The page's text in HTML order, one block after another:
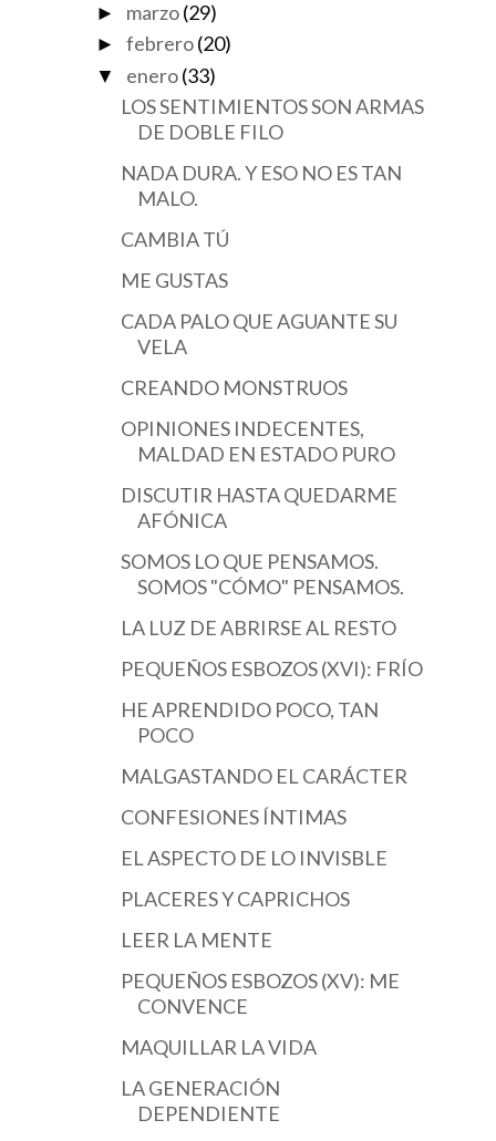
► marzo (29)
► febrero (20)
▼ enero (33)
LOS SENTIMIENTOS SON ARMAS
DE DOBLE FILO
NADA DURA. Y ESO NO ES TAN
MALO.
CAMBIA TÚ
ME GUSTAS
CADA PALO QUE AGUANTE SU
VELA
CREANDO MONSTRUOS
OPINIONES INDECENTES,
MALDAD EN ESTADO PURO
DISCUTIR HASTA QUEDARME
AFÓNICA
SOMOS LO QUE PENSAMOS.
SOMOS "CÓMO" PENSAMOS.
LA LUZ DE ABRIRSE AL RESTO
PEQUEÑOS ESBOZOS (XVI): FRÍO
HE APRENDIDO POCO, TAN
POCO
MALGASTANDO EL CARÁCTER
CONFESIONES ÍNTIMAS
EL ASPECTO DE LO INVISBLE
PLACERES Y CAPRICHOS
LEER LA MENTE
PEQUEÑOS ESBOZOS (XV): ME
CONVENCE
MAQUILLAR LA VIDA
LA GENERACIÓN
DEPENDIENTE